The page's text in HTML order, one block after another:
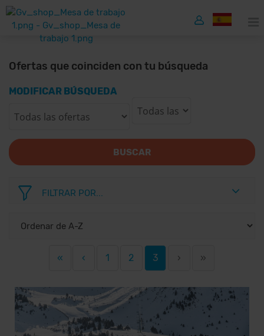
Ofertas que coinciden con tu búsqueda
MODIFICAR BÚSQUEDA
BUSCAR
FILTRAR POR...
« ‹ 1 2 3 › »